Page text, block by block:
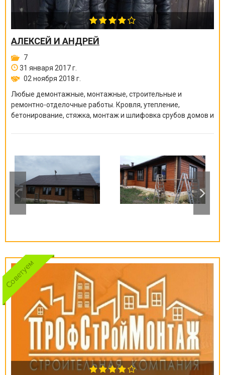
АЛЕКСЕЙ И АНДРЕЙ
7
31 января 2017 г.
02 ноября 2018 г.
Любые демонтажные, монтажные, строительные и
ремонтно-отделочные работы. Кровля, утепление,
бетонирование, стяжка, монтаж и шлифовка срубов домов и
другое.